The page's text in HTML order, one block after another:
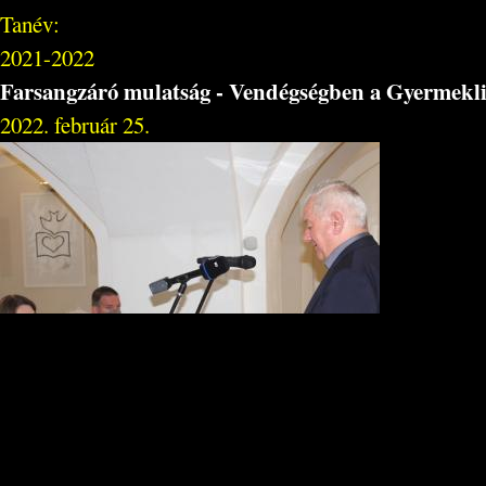
Tanév:
2021-2022
Farsangzáró mulatság - Vendégségben a
2022. február 25.